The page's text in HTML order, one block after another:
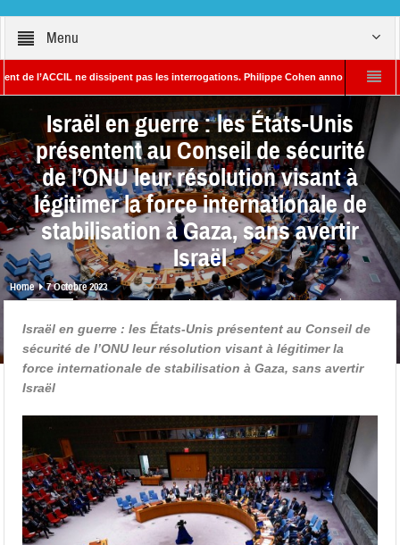
Menu
ne dissipent pas les interrogations. Philippe Cohen annonce se réserver le
– Rédacteur en chef d’Israël Actualités L’Iran menace de frapper Tel-
Israël en guerre : les États-Unis
présentent au Conseil de sécurité
de l’ONU leur résolution visant à
légitimer la force internationale de
stabilisation à Gaza, sans avertir
Israël
Home 7 Octobre 2023
Israël en guerre : les États-Unis présentent au Conseil de
sécurité de l’ONU leur résolution visant à légitimer la
force internationale de stabilisation à Gaza, sans avertir
Israël